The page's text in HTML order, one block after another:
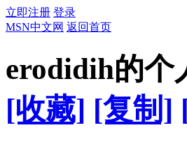
立即注册 登录
MSN中文网 返回首页
erodidih的个
[收藏] [复制]